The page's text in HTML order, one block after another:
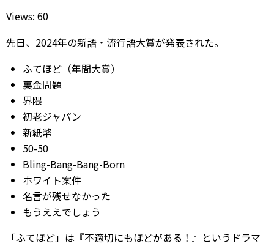
Views: 60
先日、2024年の新語・流行語大賞が発表された。
ふてほど（年間大賞）
裏金問題
界隈
初老ジャパン
新紙幣
50-50
Bling-Bang-Bang-Born
ホワイト案件
名言が残せなかった
もうええでしょう
「ふてほど」は『不適切にもほどがある！』というドラマ